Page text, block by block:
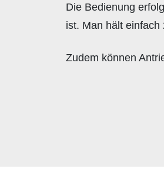
Die Bedienung
ist. Man hält
Zudem können